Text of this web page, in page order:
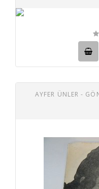
AYFER ÜNLER -